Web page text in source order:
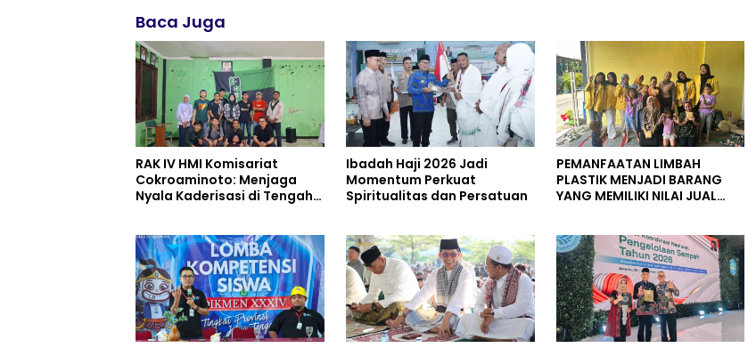
Baca Juga
RAK IV HMI Komisariat
Cokroaminoto: Menjaga
Nyala Kaderisasi di Tengah
Ibadah Haji 2026 Jadi
Momentum Perkuat
Spiritualitas dan Persatuan
PEMANFAATAN LIMBAH
PLASTIK MENJADI BARANG
YANG MEMILIKI NILAI JUAL